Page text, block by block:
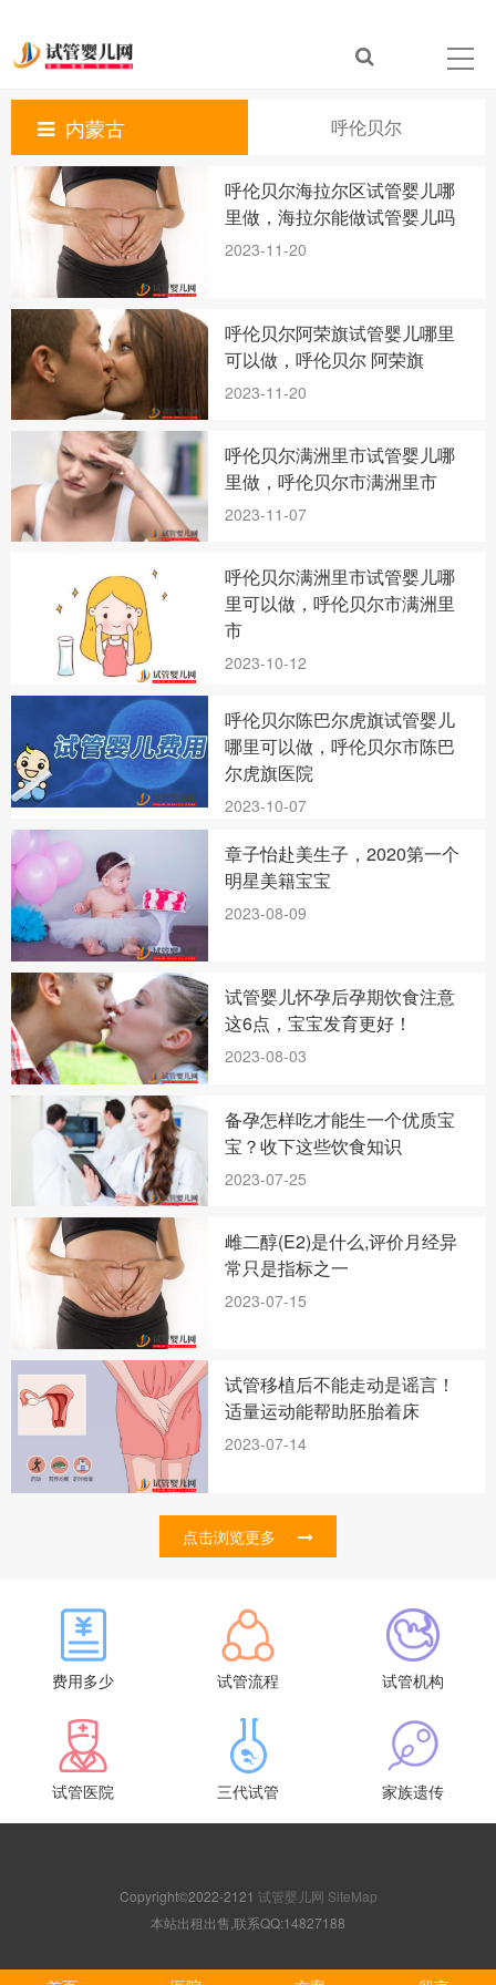
内蒙古 呼伦贝尔
呼伦贝尔海拉尔区试管婴儿哪
里做，海拉尔能做试管婴儿吗
2023-11-20
呼伦贝尔阿荣旗试管婴儿哪里
可以做，呼伦贝尔 阿荣旗
2023-11-20
呼伦贝尔满洲里市试管婴儿哪
里做，呼伦贝尔市满洲里市
2023-11-07
呼伦贝尔满洲里市试管婴儿哪
里可以做，呼伦贝尔市满洲里
市
2023-10-12
呼伦贝尔陈巴尔虎旗试管婴儿
哪里可以做，呼伦贝尔市陈巴
尔虎旗医院
2023-10-07
章子怡赴美生子，2020第一个
明星美籍宝宝
2023-08-09
试管婴儿怀孕后孕期饮食注意
这6点，宝宝发育更好！
2023-08-03
备孕怎样吃才能生一个优质宝
宝？收下这些饮食知识
2023-07-25
雌二醇(E2)是什么,评价月经异
常只是指标之一
2023-07-15
试管移植后不能走动是谣言！
适量运动能帮助胚胎着床
2023-07-14
点击浏览更多
费用多少 试管流程 试管机构
试管医院 三代试管 家族遗传
Copyright©2022-2121 试管婴儿网 SiteMap
本站出租出售,联系QQ:14827188